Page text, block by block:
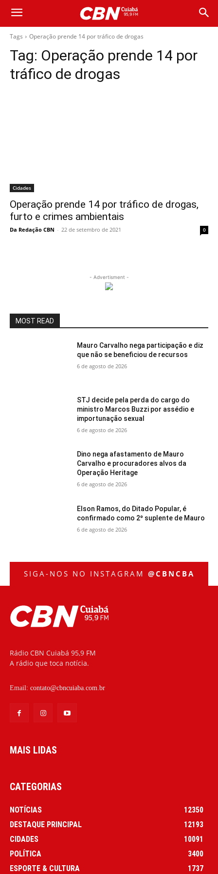
Tags Operação prende 14 por tráfico de drogas
Tag: Operação prende 14 por
tráfico de drogas
Cidades
Operação prende 14 por tráfico de drogas,
furto e crimes ambientais
Da Redação CBN - 22 de setembro de 2021 0
- Advertisment -
MOST READ
Mauro Carvalho nega participação e diz
que não se beneficiou de recursos
6 de agosto de 2026
STJ decide pela perda do cargo do
ministro Marcos Buzzi por assédio e
importunação sexual
6 de agosto de 2026
Dino nega afastamento de Mauro
Carvalho e procuradores alvos da
Operação Heritage
6 de agosto de 2026
Elson Ramos, do Ditado Popular, é
confirmado como 2º suplente de Mauro
6 de agosto de 2026
SIGA-NOS NO INSTAGRAM @CBNCBA
Rádio CBN Cuiabá 95,9 FM
A rádio que toca notícia.
Email: contato@cbncuiaba.com.br
MAIS LIDAS
CATEGORIAS
NOTÍCIAS
12350
DESTAQUE PRINCIPAL
12193
CIDADES
10091
POLÍTICA
3400
ESPORTE & CULTURA
1737